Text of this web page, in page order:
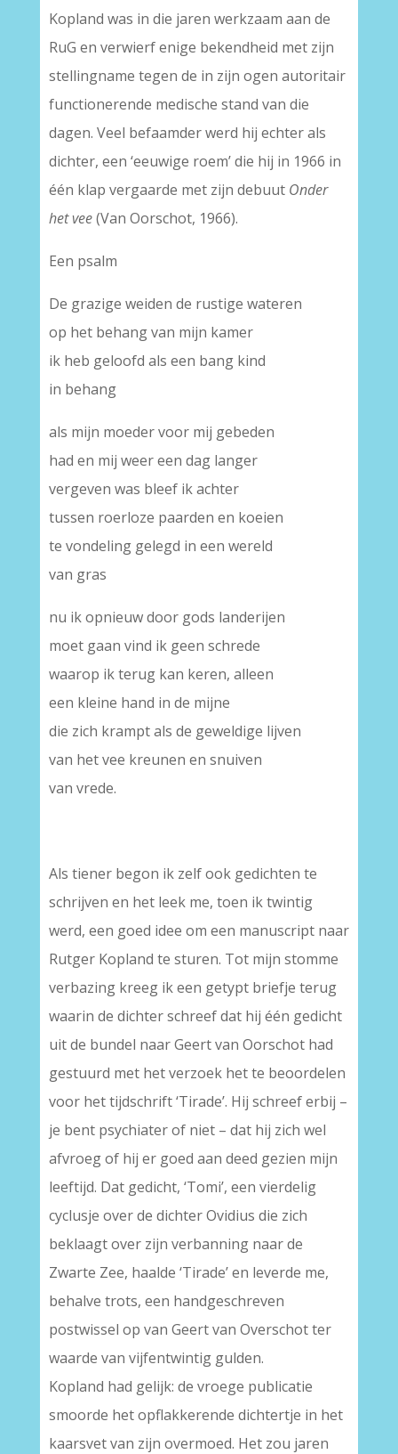
Kopland was in die jaren werkzaam aan de
RuG en verwierf enige bekendheid met zijn
stellingname tegen de in zijn ogen autoritair
functionerende medische stand van die
dagen. Veel befaamder werd hij echter als
dichter, een ‘eeuwige roem’ die hij in 1966 in
één klap vergaarde met zijn debuut Onder
het vee(Van Oorschot, 1966).
Een psalm
De grazige weiden de rustige wateren
op het behang van mijn kamer
ik heb geloofd als een bang kind
in behang
als mijn moeder voor mij gebeden
had en mij weer een dag langer
vergeven was bleef ik achter
tussen roerloze paarden en koeien
te vondeling gelegd in een wereld
van gras
nu ik opnieuw door gods landerijen
moet gaan vind ik geen schrede
waarop ik terug kan keren, alleen
een kleine hand in de mijne
die zich krampt als de geweldige lijven
van het vee kreunen en snuiven
van vrede.
Als tiener begon ik zelf ook gedichten te
schrijven en het leek me, toen ik twintig
werd, een goed idee om een manuscript naar
Rutger Kopland te sturen. Tot mijn stomme
verbazing kreeg ik een getypt briefje terug
waarin de dichter schreef dat hij één gedicht
uit de bundel naar Geert van Oorschot had
gestuurd met het verzoek het te beoordelen
voor het tijdschrift ‘Tirade’. Hij schreef erbij –
je bent psychiater of niet – dat hij zich wel
afvroeg of hij er goed aan deed gezien mijn
leeftijd. Dat gedicht, ‘Tomi’, een vierdelig
cyclusje over de dichter Ovidius die zich
beklaagt over zijn verbanning naar de
Zwarte Zee, haalde ‘Tirade’ en leverde me,
behalve trots, een handgeschreven
postwissel op van Geert van Overschot ter
waarde van vijfentwintig gulden.
Kopland had gelijk: de vroege publicatie
smoorde het opflakkerende dichtertje in het
kaarsvet van zijn overmoed. Het zou jaren